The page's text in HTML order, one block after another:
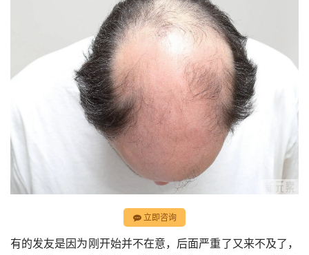
立即咨询
有的发友是因为刚开始并不在意，后面严重了又来不及了，